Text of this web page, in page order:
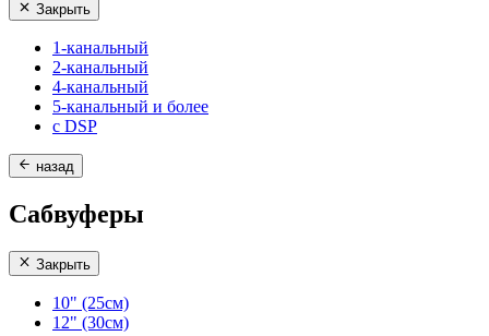
Закрыть
1-канальный
2-канальный
4-канальный
5-канальный и более
с DSP
назад
Сабвуферы
Закрыть
10" (25см)
12" (30см)